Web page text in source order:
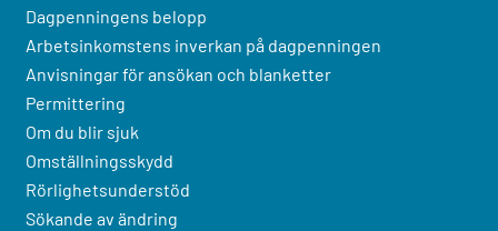
Dagpenningens belopp
Arbetsinkomstens inverkan på dagpenningen
Anvisningar för ansökan och blanketter
Permittering
Om du blir sjuk
Omställningsskydd
Rörlighetsunderstöd
Sökande av ändring